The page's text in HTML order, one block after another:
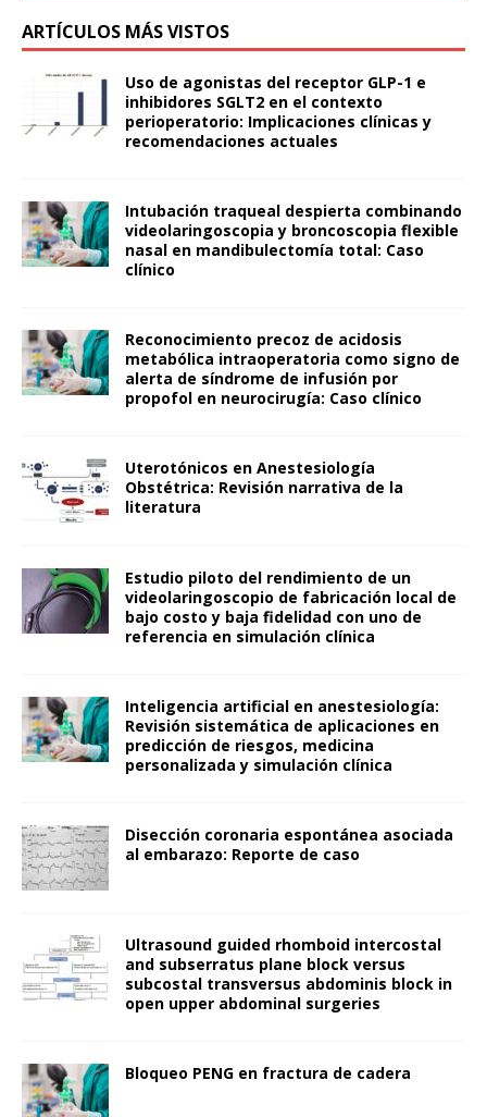
ARTÍCULOS MÁS VISTOS
Uso de agonistas del receptor GLP-1 e
inhibidores SGLT2 en el contexto
perioperatorio: Implicaciones clínicas y
recomendaciones actuales
Intubación traqueal despierta combinando
videolaringoscopia y broncoscopia flexible
nasal en mandibulectomía total: Caso
clínico
Reconocimiento precoz de acidosis
metabólica intraoperatoria como signo de
alerta de síndrome de infusión por
propofol en neurocirugía: Caso clínico
Uterotónicos en Anestesiología
Obstétrica: Revisión narrativa de la
literatura
Estudio piloto del rendimiento de un
videolaringoscopio de fabricación local de
bajo costo y baja fidelidad con uno de
referencia en simulación clínica
Inteligencia artificial en anestesiología:
Revisión sistemática de aplicaciones en
predicción de riesgos, medicina
personalizada y simulación clínica
Disección coronaria espontánea asociada
al embarazo: Reporte de caso
Ultrasound guided rhomboid intercostal
and subserratus plane block versus
subcostal transversus abdominis block in
open upper abdominal surgeries
Bloqueo PENG en fractura de cadera